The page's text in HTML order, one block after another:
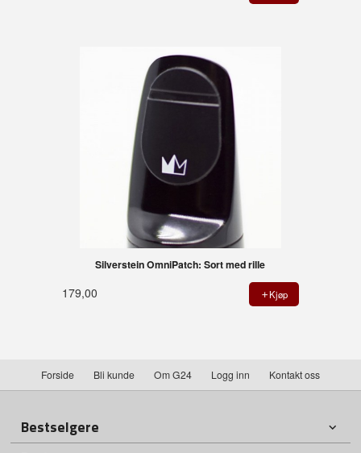
Silverstein OmniPatch: Sort med rille
179,00 Kjøp
Forside Bli kunde Om G24 Logg inn Kontakt oss
Bestselgere